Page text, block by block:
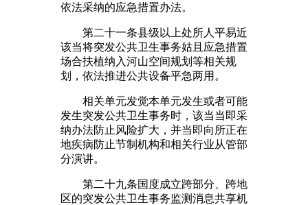
依法采纳的应急措置办法。
第二十一条县级以上处所人平易近
该当将突发公共卫生事务姑且应急措置
场合扶植纳入河山空间规划等相关规
划，依法推进公共设备平急两用。
相关单元发觉本单元发生或者可能
发生突发公共卫生事务时，该当当即采
纳办法防止风险扩大，并当即向所正在
地疾病防止节制机构和相关行业从管部
分演讲。
第二十九条国度成立跨部分、跨地
区的突发公共卫生事务监测消息共享机